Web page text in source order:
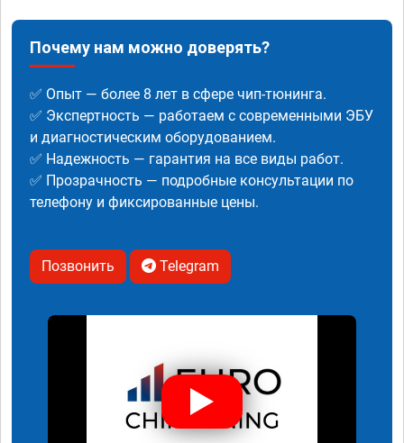
Почему нам можно доверять?
✅ Опыт — более 8 лет в сфере чип-тюнинга.
✅ Экспертность — работаем с современными ЭБУ
и диагностическим оборудованием.
✅ Надежность — гарантия на все виды работ.
✅ Прозрачность — подробные консультации по
телефону и фиксированные цены.
Позвонить Telegram